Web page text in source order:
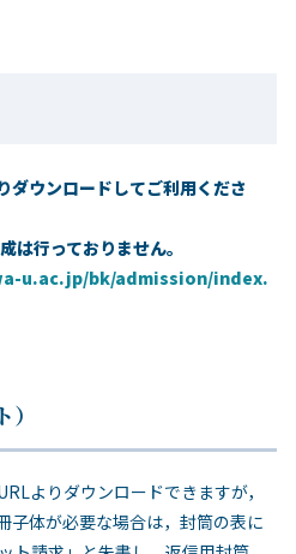
ウンロードしてご利用くださ
行っておりません。
u.ac.jp/bk/admission/index.
よりダウンロードできますが，
子体が必要な場合は，封筒の表に